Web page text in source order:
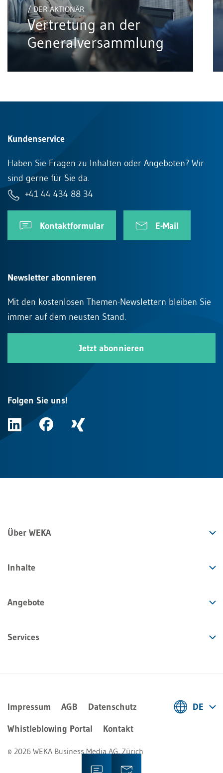
/ DER AKTIONÄR
Vertretung an der
Generalversammlung
Kundenservice
Haben Sie Fragen zu Inhalten oder Angeboten? Wir
sind gerne für Sie da.
+41 44 434 88 34
Kontaktformular E-Mail
Newsletter abonnieren
Mit den kostenlosen Themen-Newslettern bleiben Sie
immer auf dem neusten Stand.
Jetzt abonnieren
Folgen Sie uns!
Über WEKA
Inhalte
Angebote
Services
Impressum AGB
Datenschutz
Whistleblowing Portal
Kontakt
© 2026 WEKA Business Media AG, Zürich
DE